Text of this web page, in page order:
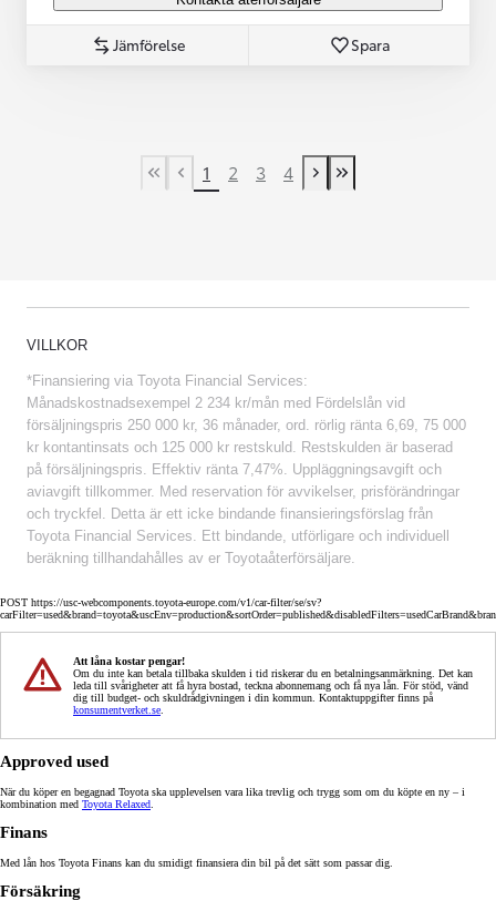
Jämförelse Spara
First Page
Previous page
1 2 3 4
Next page
Last Page
VILLKOR
*Finansiering via Toyota Financial Services:
Månadskostnadsexempel 2 234 kr/mån med Fördelslån vid
försäljningspris 250 000 kr, 36 månader, ord. rörlig ränta 6,69, 75 000
kr kontantinsats och 125 000 kr restskuld. Restskulden är baserad
på försäljningspris. Effektiv ränta 7,47%. Uppläggningsavgift och
aviavgift tillkommer. Med reservation för avvikelser, prisförändringar
och tryckfel. Detta är ett icke bindande finansieringsförslag från
Toyota Financial Services. Ett bindande, utförligare och individuell
beräkning tillhandahålles av er Toyotaåterförsäljare.
POST https://usc-webcomponents.toyota-europe.com/v1/car-filter/se/sv?
Att låna kostar pengar!
Om du inte kan betala tillbaka skulden i tid riskerar du en betalningsanmärkning. Det kan
leda till svårigheter att få hyra bostad, teckna abonnemang och få nya lån. För stöd, vänd
dig till budget- och skuldrådgivningen i din kommun. Kontaktuppgifter finns på
konsumentverket.se
Approved used
När du köper en begagnad Toyota ska upplevelsen vara lika trevlig och trygg som om du köpte en ny – i
kombination med Toyota Relaxed
Finans
Med lån hos Toyota Finans kan du smidigt finansiera din bil på det sätt som passar dig.
Försäkring